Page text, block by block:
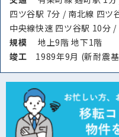
四ツ谷駅 7分 / 南北線 四ツ
中央線快速 四ツ谷駅 10分
規模
地上9階 地下1階
竣⼯ 1989年9月 (新耐震